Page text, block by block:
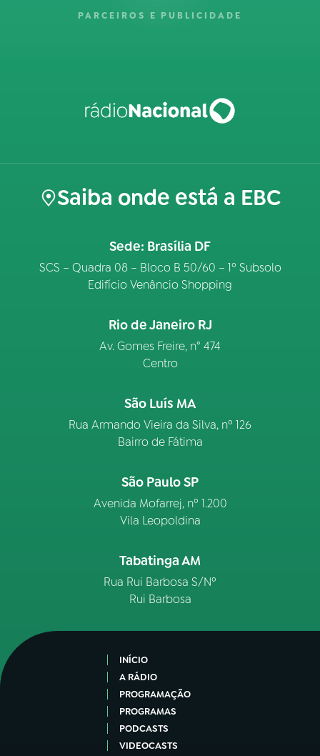
PARCEIROS E PUBLICIDADE
Saiba onde está a EBC
Sede: Brasília DF
SCS – Quadra 08 – Bloco B 50/60 – 1º Subsolo
Edifício Venâncio Shopping
Rio de Janeiro RJ
Av. Gomes Freire, n° 474
Centro
São Luís MA
Rua Armando Vieira da Silva, nº 126
Bairro de Fátima
São Paulo SP
Avenida Mofarrej, nº 1.200
Vila Leopoldina
Tabatinga AM
Rua Rui Barbosa S/Nº
Rui Barbosa
INÍCIO
A RÁDIO
PROGRAMAÇÃO
PROGRAMAS
PODCASTS
VIDEOCASTS